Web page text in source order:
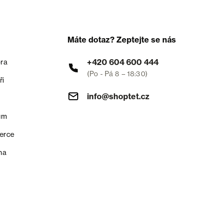
Máte dotaz? Zeptejte se nás
+420 604 600 444
(Po - Pá 8 – 18:30)
info@shoptet.cz